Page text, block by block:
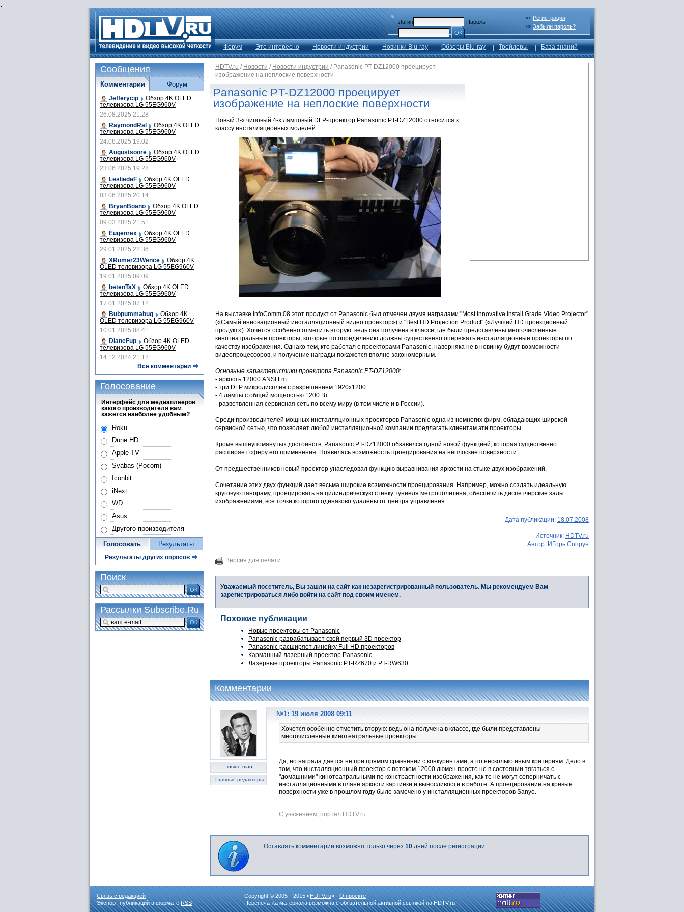
.
Логин
Пароль
ОК
Регистрация
Забыли пароль?
Форум Это интересно Новости индустрии Новинки Blu-ray Обзоры Blu-ray Трейлеры База знаний
HDTV.ru / Новости / Новости индустрии / Panasonic PT-DZ12000 проецирует
изображение на неплоские поверхности
Panasonic PT-DZ12000 проецирует
изображение на неплоские поверхности
Новый 3-x чиповый 4-х ламповый DLP-проектор Panasonic PT-DZ12000 относится к
классу инсталляционных моделей.
На выставке InfoComm 08 этот продукт от Panasonic был отмечен двумя наградами "Most Innovative Install Grade Video Projector"
(«Самый инновационный инсталляционный видео проектор») и "Best HD Projection Product" («Лучший HD проекционный
продукт»). Хочется особенно отметить вторую: ведь она получена в классе, где были представлены многочисленные
кинотеатральные проекторы, которые по определению должны существенно опережать инсталляционные проекторы по
качеству изображения. Однако тем, кто работал с проекторами Panasonic, наверняка не в новинку будут возможности
видеопроцессоров, и получение награды покажется вполне закономерным.
Основные характеристики проектора Panasonic PT-DZ12000:
- яркость 12000 ANSI Lm
- три DLP микродисплея с разрешением 1920х1200
- 4 лампы с общей мощностью 1200 Вт
- разветвленная сервисная сеть по всему миру (в том числе и в России).
Среди производителей мощных инсталляционных проекторов Panasonic одна из немногих фирм, обладающих широкой
сервисной сетью, что позволяет любой инсталляционной компании предлагать клиентам эти проекторы.
Кроме вышеупомянутых достоинств, Panasonic PT-DZ12000 обзавелся одной новой функцией, которая существенно
расширяет сферу его применения. Появилась возможность проецирования на неплоские поверхности.
От предшественников новый проектор унаследовал функцию выравнивания яркости на стыке двух изображений.
Сочетание этих двух функций дает весьма широкие возможности проецирования. Например, можно создать идеальную
круговую панораму, проецировать на цилиндрическую стенку туннеля метрополитена, обеспечить диспетчерские залы
изображениями, все точки которого одинаково удалены от центра управления.
Дата публикации: 18.07.2008
Источник: HDTV.ru
Автор: ИГорь Сопрун
Версия для печати
Уважаемый посетитель, Вы зашли на сайт как незарегистрированный пользователь. Мы рекомендуем Вам
зарегистрироваться либо войти на сайт под своим именем.
Похожие публикации
Новые проекторы от Panasonic
Panasonic разрабатывает свой первый 3D проектор
Panasonic расширяет линейку Full HD проекторов
Карманный лазерный проектор Panasonic
Лазерные проекторы Panasonic PT-RZ670 и PT-RW630
Комментарии
inside-man
Главные редакторы
№1: 19 июля 2008 09:11
Хочется особенно отметить вторую: ведь она получена в классе, где были представлены
многочисленные кинотеатральные проекторы
Да, но награда дается не при прямом сравнении с конкурентами, а по несколько иным критериям. Дело в
том, что инсталляционный проектор с потоком 12000 люмен просто не в состоянии тягаться с
"домашними" кинотеатральными по констрастности изображения, как те не могут соперничать с
инсталляционными в плане яркости картинки и выносливости в работе. А проецирование на кривые
поверхности уже в прошлом году было замечено у инсталляционных проекторов Sanyo.
C уважением, портал HDTV.ru
Оставлять комментарии возможно только через 10 дней после регистрации.
Сообщения
Комментарии
Jefferycip Обзор 4K OLED
телевизора LG 55EG960V
26.08.2025 21:28
RaymondRal
Обзор 4K OLED
телевизора LG 55EG960V
24.08.2025 19:02
Augustsoore
Обзор 4K OLED
телевизора LG 55EG960V
23.06.2025 19:28
LesliedeF
Обзор 4K OLED
телевизора LG 55EG960V
03.06.2025 20:14
BryanBoano
Обзор 4K OLED
телевизора LG 55EG960V
09.03.2025 21:51
Eugenrex
Обзор 4K OLED
телевизора LG 55EG960V
29.01.2025 22:36
XRumer23Wence
Обзор 4K
OLED телевизора LG 55EG960V
19.01.2025 09:09
betenTaX
Обзор 4K OLED
телевизора LG 55EG960V
17.01.2025 07:12
Bubpummabug
Обзор 4K
OLED телевизора LG 55EG960V
10.01.2025 08:41
DianeFup
Обзор 4K OLED
телевизора LG 55EG960V
14.12.2024 21:12
Все комментарии
Форум
Голосование
Интерфейс для медиаплееров
какого производителя вам
кажется наиболее удобным?
Roku
Dune HD
Apple TV
Syabas (Pocorn)
Iconbit
iNext
WD
Asus
Другого производителя
Голосовать Результаты
Результаты других опросов
Поиск
ОК
Рассылки Subscribe.Ru
ОК
Связь с редакцией
Экспорт публикаций в форматеRSS
Copyright © 2005—2015 «HDTV.ru» · О проекте
Перепечатка материала возможна с обязательной активной ссылкой на HDTV.ru